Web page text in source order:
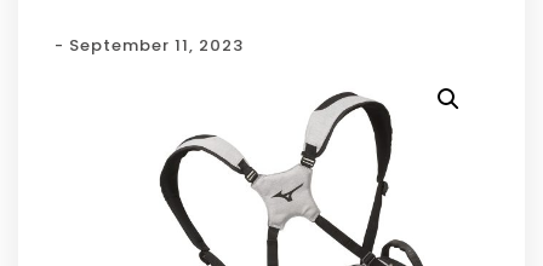
- September 11, 2023